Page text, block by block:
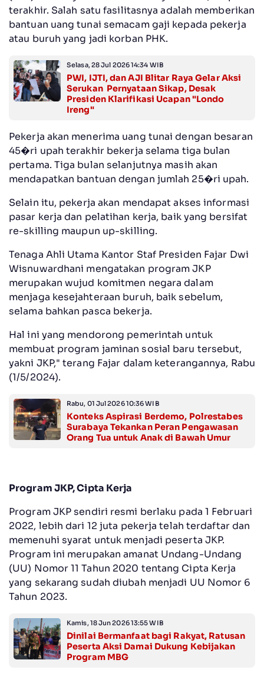
terakhir. Salah satu fasilitasnya adalah memberikan
bantuan uang tunai semacam gaji kepada pekerja
atau buruh yang jadi korban PHK.
Selasa, 28 Jul 2026 14:34 WIB
PWI, IJTI, dan AJI Blitar Raya Gelar Aksi
Serukan Pernyataan Sikap, Desak
Presiden Klarifikasi Ucapan "Londo
Ireng"
Pekerja akan menerima uang tunai dengan besaran
45�ri upah terakhir bekerja selama tiga bulan
pertama. Tiga bulan selanjutnya masih akan
mendapatkan bantuan dengan jumlah 25�ri upah.
Selain itu, pekerja akan mendapat akses informasi
pasar kerja dan pelatihan kerja, baik yang bersifat
re-skilling maupun up-skilling.
Tenaga Ahli Utama Kantor Staf Presiden Fajar Dwi
Wisnuwardhani mengatakan program JKP
merupakan wujud komitmen negara dalam
menjaga kesejahteraan buruh, baik sebelum,
selama bahkan pasca bekerja.
Hal ini yang mendorong pemerintah untuk
membuat program jaminan sosial baru tersebut,
yakni JKP," terang Fajar dalam keterangannya, Rabu
(1/5/2024).
Rabu, 01 Jul 2026 10:36 WIB
Konteks Aspirasi Berdemo, Polrestabes
Surabaya Tekankan Peran Pengawasan
Orang Tua untuk Anak di Bawah Umur
Program JKP, Cipta Kerja
Program JKP sendiri resmi berlaku pada 1 Februari
2022, lebih dari 12 juta pekerja telah terdaftar dan
memenuhi syarat untuk menjadi peserta JKP.
Program ini merupakan amanat Undang-Undang
(UU) Nomor 11 Tahun 2020 tentang Cipta Kerja
yang sekarang sudah diubah menjadi UU Nomor 6
Tahun 2023.
Kamis, 18 Jun 2026 13:55 WIB
Dinilai Bermanfaat bagi Rakyat, Ratusan
Peserta Aksi Damai Dukung Kebijakan
Program MBG